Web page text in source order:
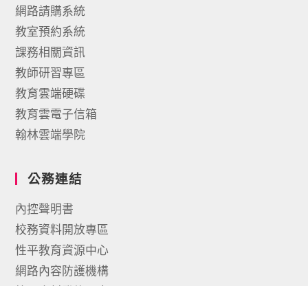
網路請購系統
教室預約系統
課務相關資訊
教師研習專區
教育雲端硬碟
教育雲電子信箱
翰林雲端學院
公務連結
內控聲明書
校務資料開放專區
性平教育資源中心
網路內容防護機構